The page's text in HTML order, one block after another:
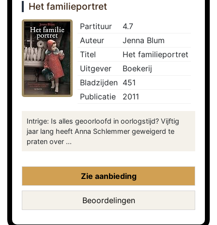
Het familieportret
Partituur
4.7
Auteur
Jenna Blum
Titel
Het familieportret
Uitgever
Boekerij
Bladzijden 451
Publicatie
2011
Intrige: Is alles geoorloofd in oorlogstijd? Vijftig
jaar lang heeft Anna Schlemmer geweigerd te
praten over ...
Zie aanbieding
Beoordelingen